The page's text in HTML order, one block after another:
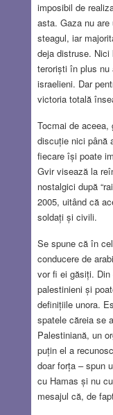
imposibil de
asta. Gaza nu
steagul, iar
deja distruse.
teroriști în plus nu
israelieni. Dar
victoria totală
Tocmai de
discuție nici până
fiecare își poate
Gvir visează la
nostalgici după
2005, uitând că
soldați și civili.
Se spune că în
conducere de
vor fi ei găsiți.
palestinieni și
definițiile unora.
spatele căreia se
Palestiniană, un
puțin el a
doar forța – spun
cu Hamas și nu
mesajul că, de